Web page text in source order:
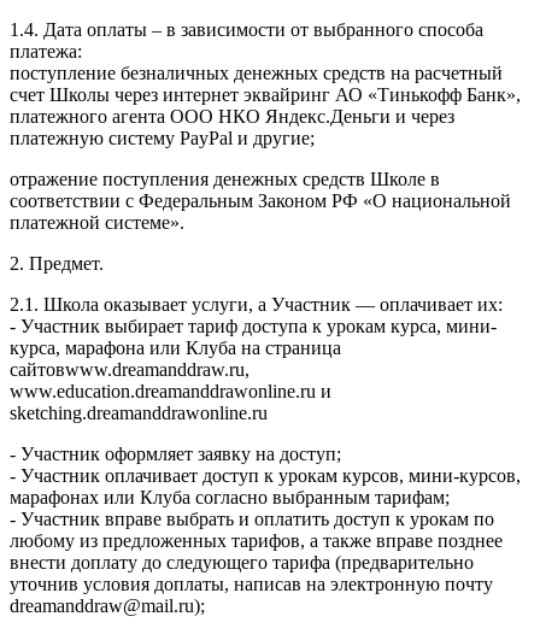
1.4. Дата оплаты – в зависимости от выбранного способа
платежа:
поступление безналичных денежных средств на расчетный
счет Школы через интернет эквайринг АО «Тинькофф Банк»,
платежного агента ООО НКО Яндекс.Деньги и через
платежную систему PayPal и другие;
отражение поступления денежных средств Школе в
соответствии с Федеральным Законом РФ «О национальной
платежной системе».
2. Предмет.
2.1. Школа оказывает услуги, а Участник — оплачивает их:
- Участник выбирает тариф доступа к урокам курса, мини-
курса, марафона или Клуба на страница
сайтовwww.dreamanddraw.ru,
www.education.dreamanddrawonline.ru и
sketching.dreamanddrawonline.ru
- Участник оформляет заявку на доступ;
- Участник оплачивает доступ к урокам курсов, мини-курсов,
марафонах или Клуба согласно выбранным тарифам;
- Участник вправе выбрать и оплатить доступ к урокам по
любому из предложенных тарифов, а также вправе позднее
внести доплату до следующего тарифа (предварительно
уточнив условия доплаты, написав на электронную почту
dreamanddraw@mail.ru);